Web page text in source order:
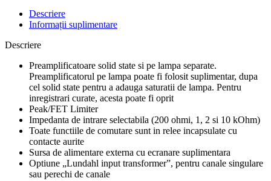
Descriere
Informații suplimentare
Descriere
Preamplificatoare solid state si pe lampa separate.
Preamplificatorul pe lampa poate fi folosit suplimentar, dupa
cel solid state pentru a adauga saturatii de lampa. Pentru
inregistrari curate, acesta poate fi oprit
Peak/FET Limiter
Impedanta de intrare selectabila (200 ohmi, 1, 2 si 10 kOhm)
Toate functiile de comutare sunt in relee incapsulate cu
contacte aurite
Sursa de alimentare externa cu ecranare suplimentara
Optiune „Lundahl input transformer”, pentru canale singulare
sau perechi de canale